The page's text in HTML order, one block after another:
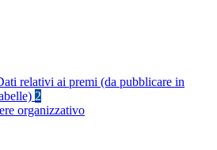
relativi ai premi (da pubblicare in
2
organizzativo